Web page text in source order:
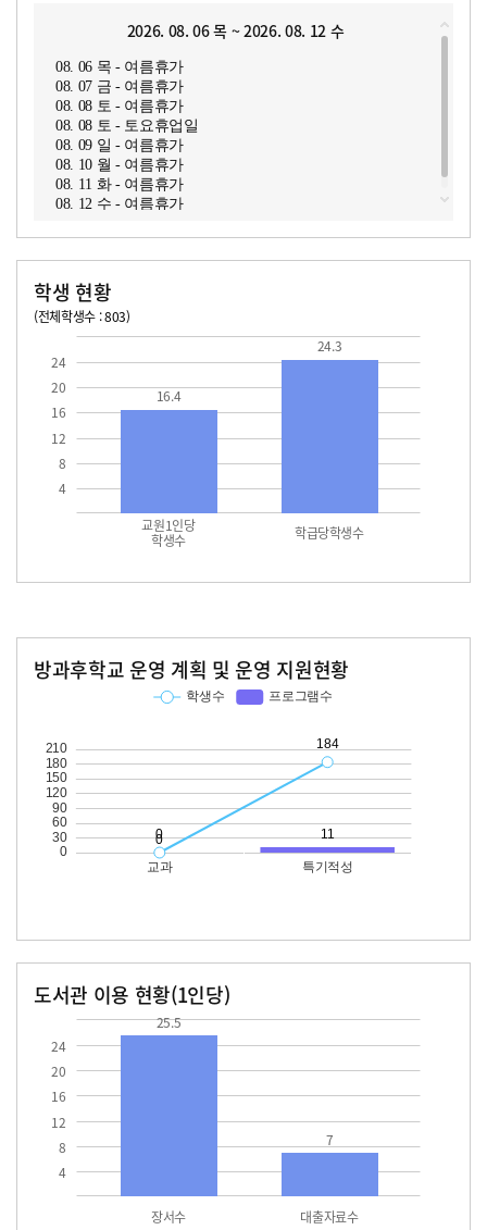
2026. 08. 06 목 ~ 2026. 08. 12 수
08. 06 목 - 여름휴가
08. 07 금 - 여름휴가
08. 08 토 - 여름휴가
08. 08 토 - 토요휴업일
08. 09 일 - 여름휴가
08. 10 월 - 여름휴가
08. 11 화 - 여름휴가
08. 12 수 - 여름휴가
학생 현황
(전체학생수 : 803)
4
8
12
16
20
24
교원1인당
학생수 학급당학생수
16.4
24.3
방과후학교 운영 계획 및 운영 지원현황
도서관 이용 현황(1인당)
4
8
12
16
20
24
장서수 대출자료수
25.5
7